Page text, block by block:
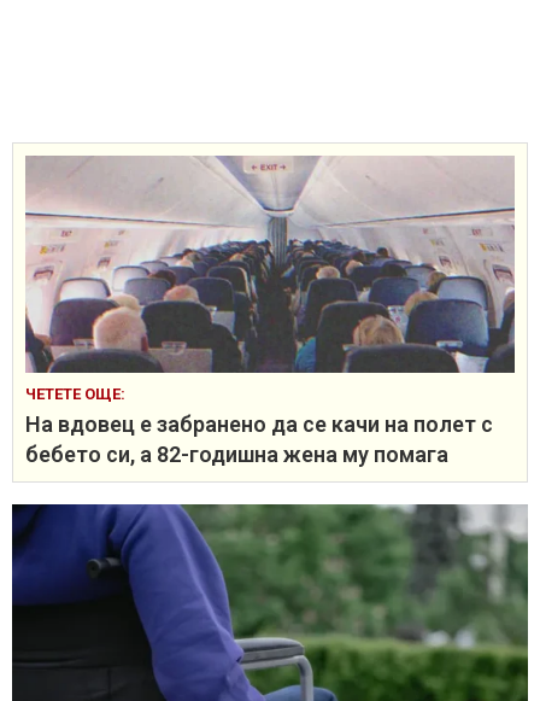
ЧЕТЕТЕ ОЩЕ:
На вдовец е забранено да се качи на полет с
бебето си, а 82-годишна жена му помага